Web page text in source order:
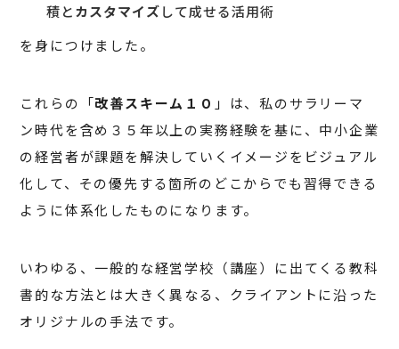
積とカスタマイズして成せる活用術
を身につけました。
これらの「改善スキーム１０ 」は、私のサラリーマ
ン時代を含め３５年以上の実務経験を基に、中小企業
の経営者が課題を解決していくイメージをビジュアル
化して、その優先する箇所のどこからでも習得できる
ように体系化したものになります。
いわゆる、一般的な経営学校（講座）に出てくる教科
書的な方法とは大きく異なる、クライアントに沿った
オリジナルの手法です。